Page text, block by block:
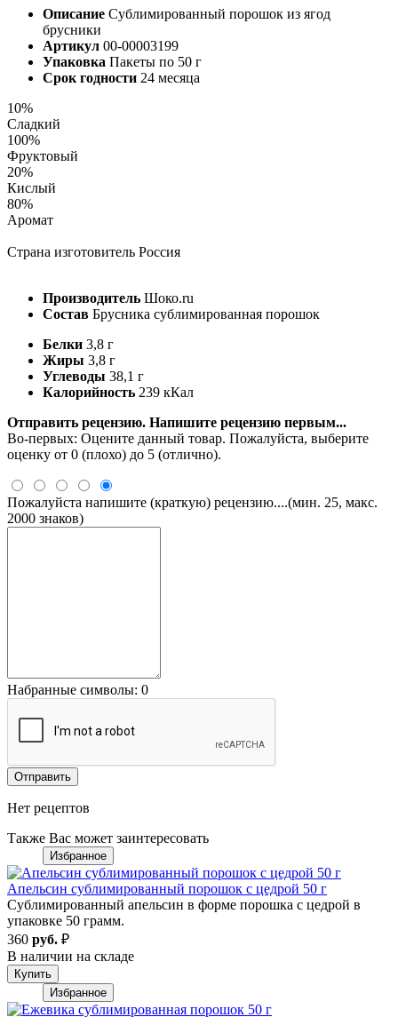
Описание Сублимированный порошок из ягод
брусники
Артикул 00-00003199
Упаковка Пакеты по 50 г
Срок годности 24 месяца
10%
Сладкий
100%
Фруктовый
20%
Кислый
80%
Аромат
Страна изготовитель Россия
Производитель Шоко.ru
Состав Брусника сублимированная порошок
Белки 3,8 г
Жиры 3,8 г
Углеводы 38,1 г
Калорийность 239 кКал
Отправить рецензию. Напишите рецензию первым...
Во-первых: Оцените данный товар. Пожалуйста, выберите
оценку от 0 (плохо) до 5 (отлично).
Пожалуйста напишите (краткую) рецензию....(мин. 25, макс.
2000 знаков)
Набранные символы: 0
Отправить
Нет рецептов
Также Вас может заинтересовать
Избранное
Апельсин сублимированный порошок с цедрой 50 г
Сублимированный апельсин в форме порошка с цедрой в
упаковке 50 грамм.
360 руб. ₽
В наличии на складе
Купить
Избранное